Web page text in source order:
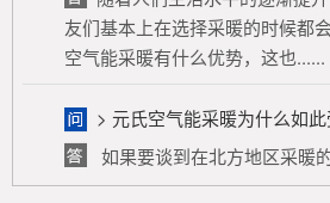
空气能采暖有什么优势，这也......
> 元氏空气能采暖为什么如此
如果要谈到在北方地区采暖
都会想到空气能采暖，其实空气
多的特色，它是空气能热泵......